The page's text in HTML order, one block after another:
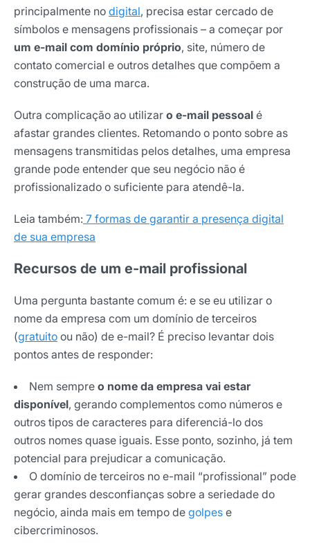
principalmente no digital, precisa estar cercado de
símbolos e mensagens profissionais – a começar por
um e-mail com domínio próprio, site, número de
contato comercial e outros detalhes que compõem a
construção de uma marca.
Outra complicação ao utilizar o e-mail pessoal é
afastar grandes clientes. Retomando o ponto sobre as
mensagens transmitidas pelos detalhes, uma empresa
grande pode entender que seu negócio não é
profissionalizado o suficiente para atendê-la.
Leia também: 7 formas de garantir a presença digital
de sua empresa
Recursos de um e-mail profissional
Uma pergunta bastante comum é: e se eu utilizar o
nome da empresa com um domínio de terceiros
(gratuito ou não) de e-mail? É preciso levantar dois
pontos antes de responder:
Nem sempre o nome da empresa vai estar
disponível, gerando complementos como números e
outros tipos de caracteres para diferenciá-lo dos
outros nomes quase iguais. Esse ponto, sozinho, já tem
potencial para prejudicar a comunicação.
O domínio de terceiros no e-mail “profissional” pode
gerar grandes desconfianças sobre a seriedade do
negócio, ainda mais em tempo de golpes e
cibercriminosos.